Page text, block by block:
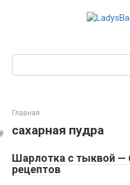
Поиск:
Главная
сахарная пудра
Шарлотка с тыквой —
рецептов